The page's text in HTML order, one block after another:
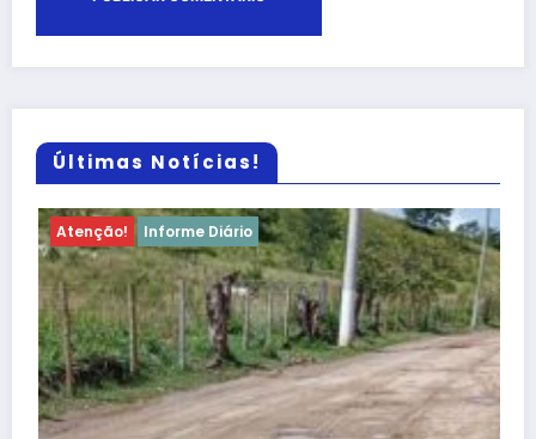
Últimas Notícias!
Atenção! Informe Diário